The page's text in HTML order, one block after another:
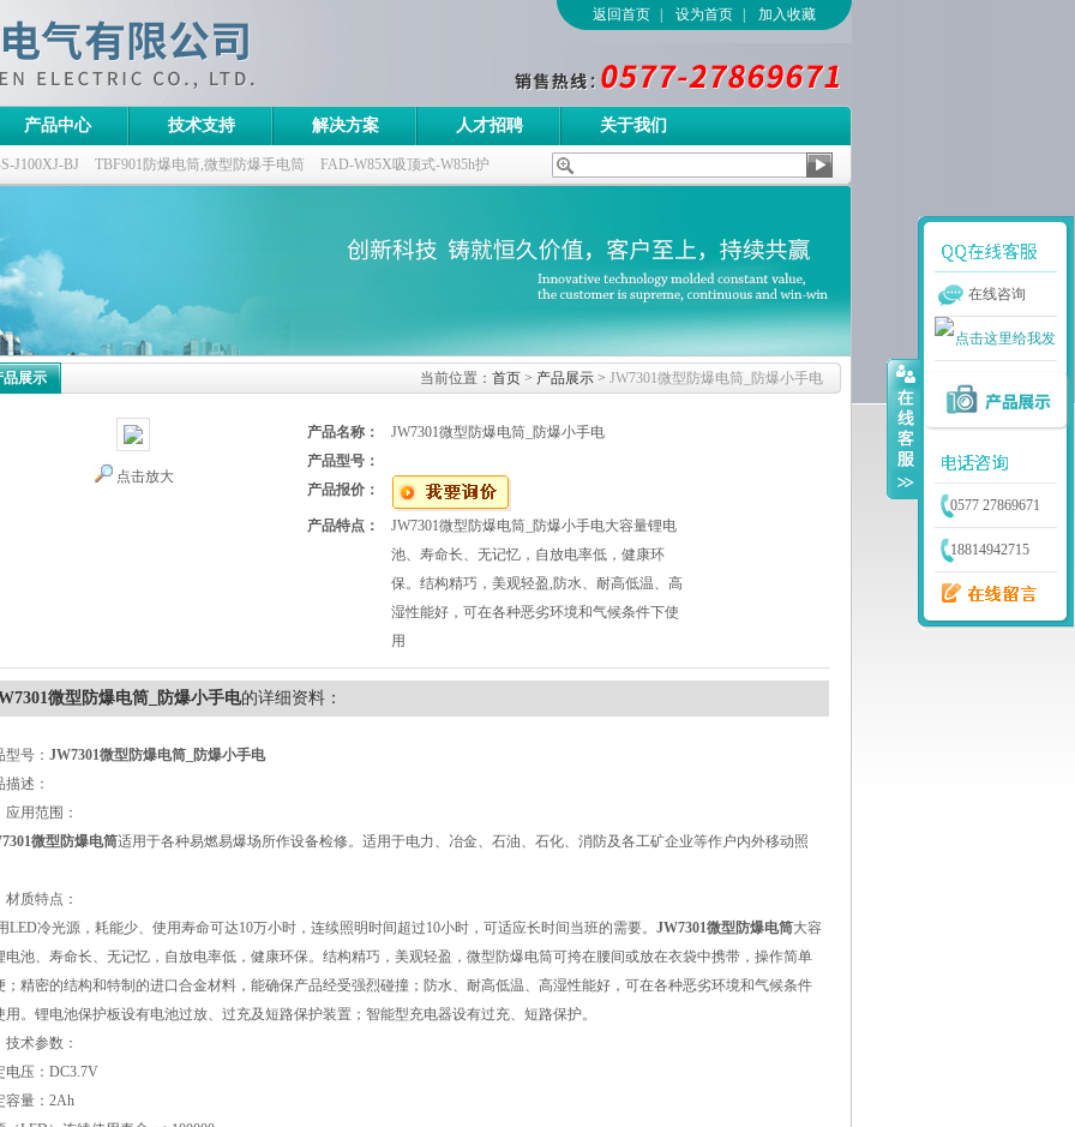
返回首页 设为首页 加入收藏
产品中心 技术支持 解决方案 人才招聘 关于我们
J100XJ-BJ TBF901防爆电筒,微型防爆手电筒 FAD-W85X吸顶式-W85h护
防无极灯
品展示 当前位置： 首页 > 产品展示 > JW7301微型防爆电筒_防爆小手电
点击放大
产品名称：
JW7301微型防爆电筒_防爆小手电
产品型号：
产品报价：
产品特点：
JW7301微型防爆电筒_防爆小手电大容量锂电
池、寿命长、无记忆，自放电率低，健康环
保。结构精巧，美观轻盈,防水、耐高低温、高
湿性能好，可在各种恶劣环境和气候条件下使
用
微型防爆电筒_防爆小手电的详细资料：
型号： JW7301微型防爆电筒_防爆小手电
描述：
应用范围：
微型防爆电筒适用于各种易燃易爆场所作设备检修。适用于电力、冶金、石油、石化、消防及各工矿企业等作户内外移动照
材质特点：
LED冷光源，耗能少、使用寿命可达10万小时，连续照明时间超过10小时，可适应长时间当班的需要。 JW7301微型防爆电筒大容
电池、寿命长、无记忆，自放电率低，健康环保。结构精巧，美观轻盈，微型防爆电筒可挎在腰间或放在衣袋中携带，操作简单
；精密的结构和特制的进口合金材料，能确保产品经受强烈碰撞；防水、耐高低温、高湿性能好，可在各种恶劣环境和气候条件
用。锂电池保护板设有电池过放、过充及短路保护装置；智能型充电器设有过充、短路保护。
技术参数：
电压：DC3.7V
容量：2Ah
在线咨询
0577 27869671
18814942715